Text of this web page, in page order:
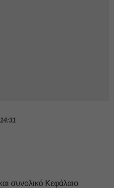
συνολικό Κεφάλαιο